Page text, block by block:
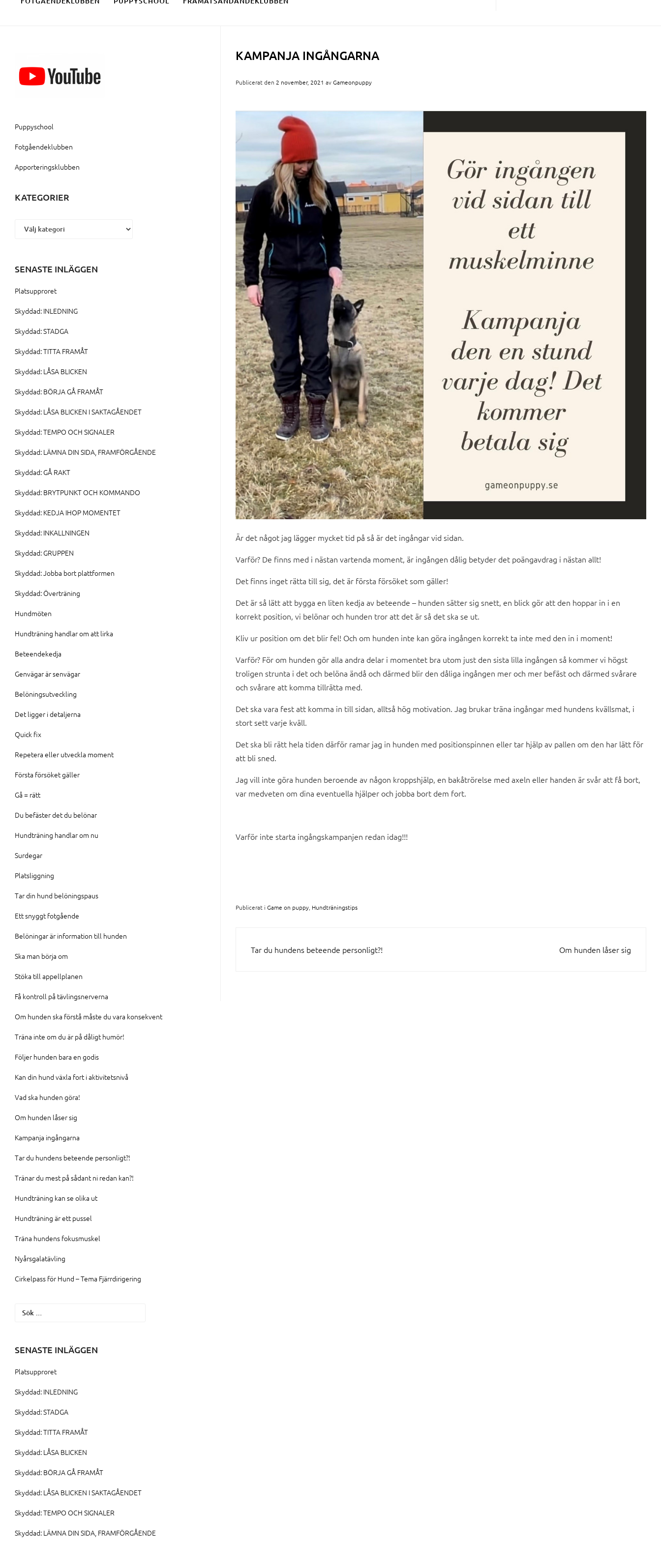
KAMPANJA INGÅNGARNA
Publicerat den 2 november, 2021 avGameonpuppy
Är det något jag lägger mycket tid på så är det ingångar vid sidan.
Varför? De finns med i nästan vartenda moment, är ingången dålig betyder det poängavdrag i nästan allt!
Det finns inget rätta till sig, det är första försöket som gäller!
Det är så lätt att bygga en liten kedja av beteende – hunden sätter sig snett, en blick gör att den hoppar in i en
korrekt position, vi belönar och hunden tror att det är så det ska se ut.
Kliv ur position om det blir fel! Och om hunden inte kan göra ingången korrekt ta inte med den in i moment!
Varför? För om hunden gör alla andra delar i momentet bra utom just den sista lilla ingången så kommer vi högst
troligen strunta i det och belöna ändå och därmed blir den dåliga ingången mer och mer befäst och därmed svårare
och svårare att komma tillrätta med.
Det ska vara fest att komma in till sidan, alltså hög motivation. Jag brukar träna ingångar med hundens kvällsmat, i
stort sett varje kväll.
Det ska bli rätt hela tiden därför ramar jag in hunden med positionspinnen eller tar hjälp av pallen om den har lätt för
att bli sned.
Jag vill inte göra hunden beroende av någon kroppshjälp, en bakåtrörelse med axeln eller handen är svår att få bort,
var medveten om dina eventuella hjälper och jobba bort dem fort.
Varför inte starta ingångskampanjen redan idag!!!
Publicerat i Game on puppy, Hundträningstips
INLÄGGSNAVIGERING
Tar du hundens beteende personligt?! Om hunden låser sig
Puppyschool
Fotgåendeklubben
Apporteringsklubben
KATEGORIER
SENASTE INLÄGGEN
Platsupproret
Skyddad: INLEDNING
Skyddad: STADGA
Skyddad: TITTA FRAMÅT
Skyddad: LÅSA BLICKEN
Skyddad: BÖRJA GÅ FRAMÅT
Skyddad: LÅSA BLICKEN I SAKTAGÅENDET
Skyddad: TEMPO OCH SIGNALER
Skyddad: LÄMNA DIN SIDA, FRAMFÖRGÅENDE
Skyddad: GÅ RAKT
Skyddad: BRYTPUNKT OCH KOMMANDO
Skyddad: KEDJA IHOP MOMENTET
Skyddad: INKALLNINGEN
Skyddad: GRUPPEN
Skyddad: Jobba bort plattformen
Skyddad: Överträning
Hundmöten
Hundträning handlar om att lirka
Beteendekedja
Genvägar är senvägar
Belöningsutveckling
Det ligger i detaljerna
Quick fix
Repetera eller utveckla moment
Första försöket gäller
Gå = rätt
Du befäster det du belönar
Hundträning handlar om nu
Surdegar
Platsliggning
Tar din hund belöningspaus
Ett snyggt fotgående
Belöningar är information till hunden
Ska man börja om
Stöka till appellplanen
Få kontroll på tävlingsnerverna
Om hunden ska förstå måste du vara konsekvent
Träna inte om du är på dåligt humör!
Följer hunden bara en godis
Kan din hund växla fort i aktivitetsnivå
Vad ska hunden göra!
Om hunden låser sig
Kampanja ingångarna
Tar du hundens beteende personligt?!
Tränar du mest på sådant ni redan kan?!
Hundträning kan se olika ut
Hundträning är ett pussel
Träna hundens fokusmuskel
Nyårsgalatävling
Cirkelpass för Hund – Tema Fjärrdirigering
Sök
SENASTE INLÄGGEN
Platsupproret
Skyddad: INLEDNING
Skyddad: STADGA
Skyddad: TITTA FRAMÅT
Skyddad: LÅSA BLICKEN
Skyddad: BÖRJA GÅ FRAMÅT
Skyddad: LÅSA BLICKEN I SAKTAGÅENDET
Skyddad: TEMPO OCH SIGNALER
Skyddad: LÄMNA DIN SIDA, FRAMFÖRGÅENDE